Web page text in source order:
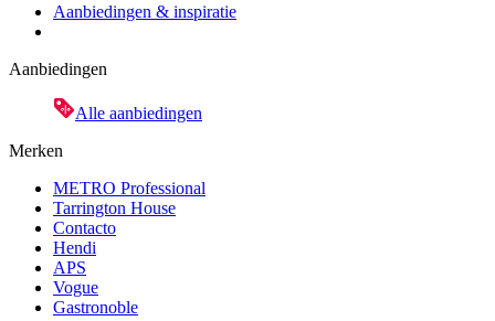
Aanbiedingen & inspiratie
Aanbiedingen
Alle aanbiedingen
Merken
METRO Professional
Tarrington House
Contacto
Hendi
APS
Vogue
Gastronoble